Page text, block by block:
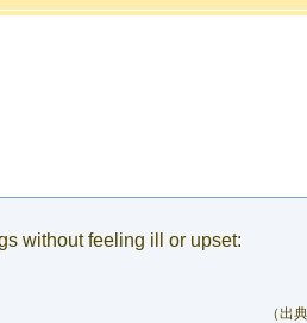
without feeling ill or upset:
（出